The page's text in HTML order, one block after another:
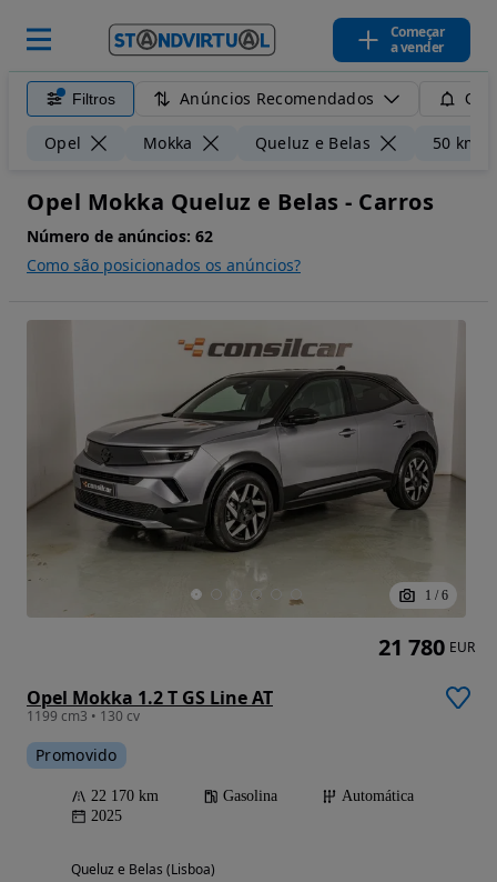
Começar
a vender
Filtros Anúncios Recomendados
Opel Mokka Queluz e Belas 50 km
Opel Mokka Queluz e Belas - Carros
Número de anúncios: 62
Como são posicionados os anúncios?
1 / 6
Opel Mokka 1.2 T GS Line AT
1199 cm3 • 130 cv
Promovido
22 170 km Gasolina
Automática
2025
Queluz e Belas (Lisboa)
21 780 EUR